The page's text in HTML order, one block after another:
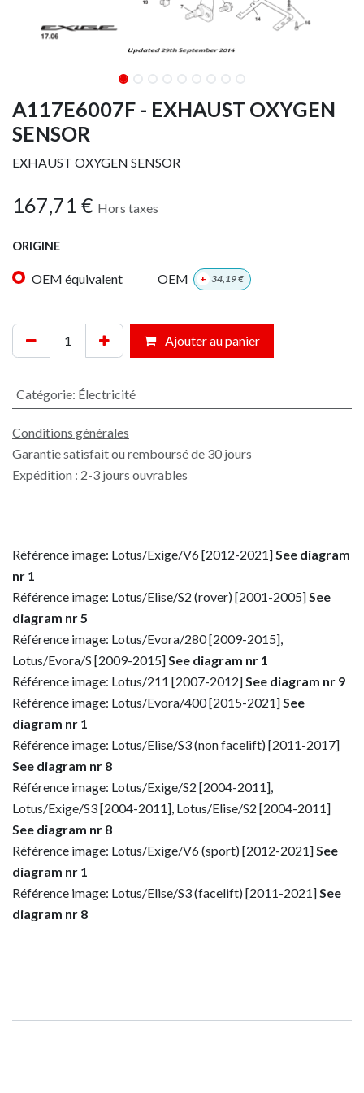
A117E6007F - EXHAUST OXYGEN
SENSOR
EXHAUST OXYGEN SENSOR
167,71 € Hors taxes
ORIGINE
OEM équivalent OEM + 34,19€
Ajouter au panier
Catégorie: Électricité
Conditions générales
Garantie satisfait ou remboursé de 30 jours
Expédition : 2-3 jours ouvrables
Référence image: Lotus/Exige/V6 [2012-2021] See diagram
nr 1
Référence image: Lotus/Elise/S2 (rover) [2001-2005] See
diagram nr 5
Référence image: Lotus/Evora/280 [2009-2015],
Lotus/Evora/S [2009-2015] See diagram nr 1
Référence image: Lotus/211 [2007-2012] See diagram nr 9
Référence image: Lotus/Evora/400 [2015-2021] See
diagram nr 1
Référence image: Lotus/Elise/S3 (non facelift) [2011-2017]
See diagram nr 8
Référence image: Lotus/Exige/S2 [2004-2011],
Lotus/Exige/S3 [2004-2011], Lotus/Elise/S2 [2004-2011]
See diagram nr 8
Référence image: Lotus/Exige/V6 (sport) [2012-2021] See
diagram nr 1
Référence image: Lotus/Elise/S3 (facelift) [2011-2021] See
diagram nr 8